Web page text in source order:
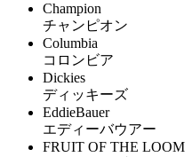
Champion
チャンピオン
Columbia
コロンビア
Dickies
ディッキーズ
EddieBauer
エディーバウアー
FRUIT OF THE LOOM